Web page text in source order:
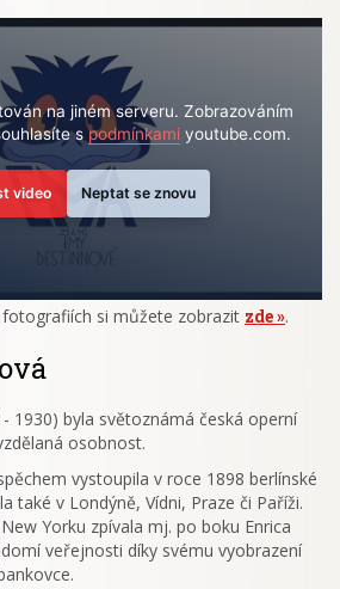
na jiném serveru. Zobrazováním
spodmínkamiyoutube.com.
video Neptat se znovu
si můžete zobrazit zde .
1930) byla světoznámá česká operní
osobnost.
vystoupila v roce 1898 berlínské
také v Londýně, Vídni, Praze či Paříži.
Yorku zpívala mj. po boku Enrica
veřejnosti díky svému vyobrazení